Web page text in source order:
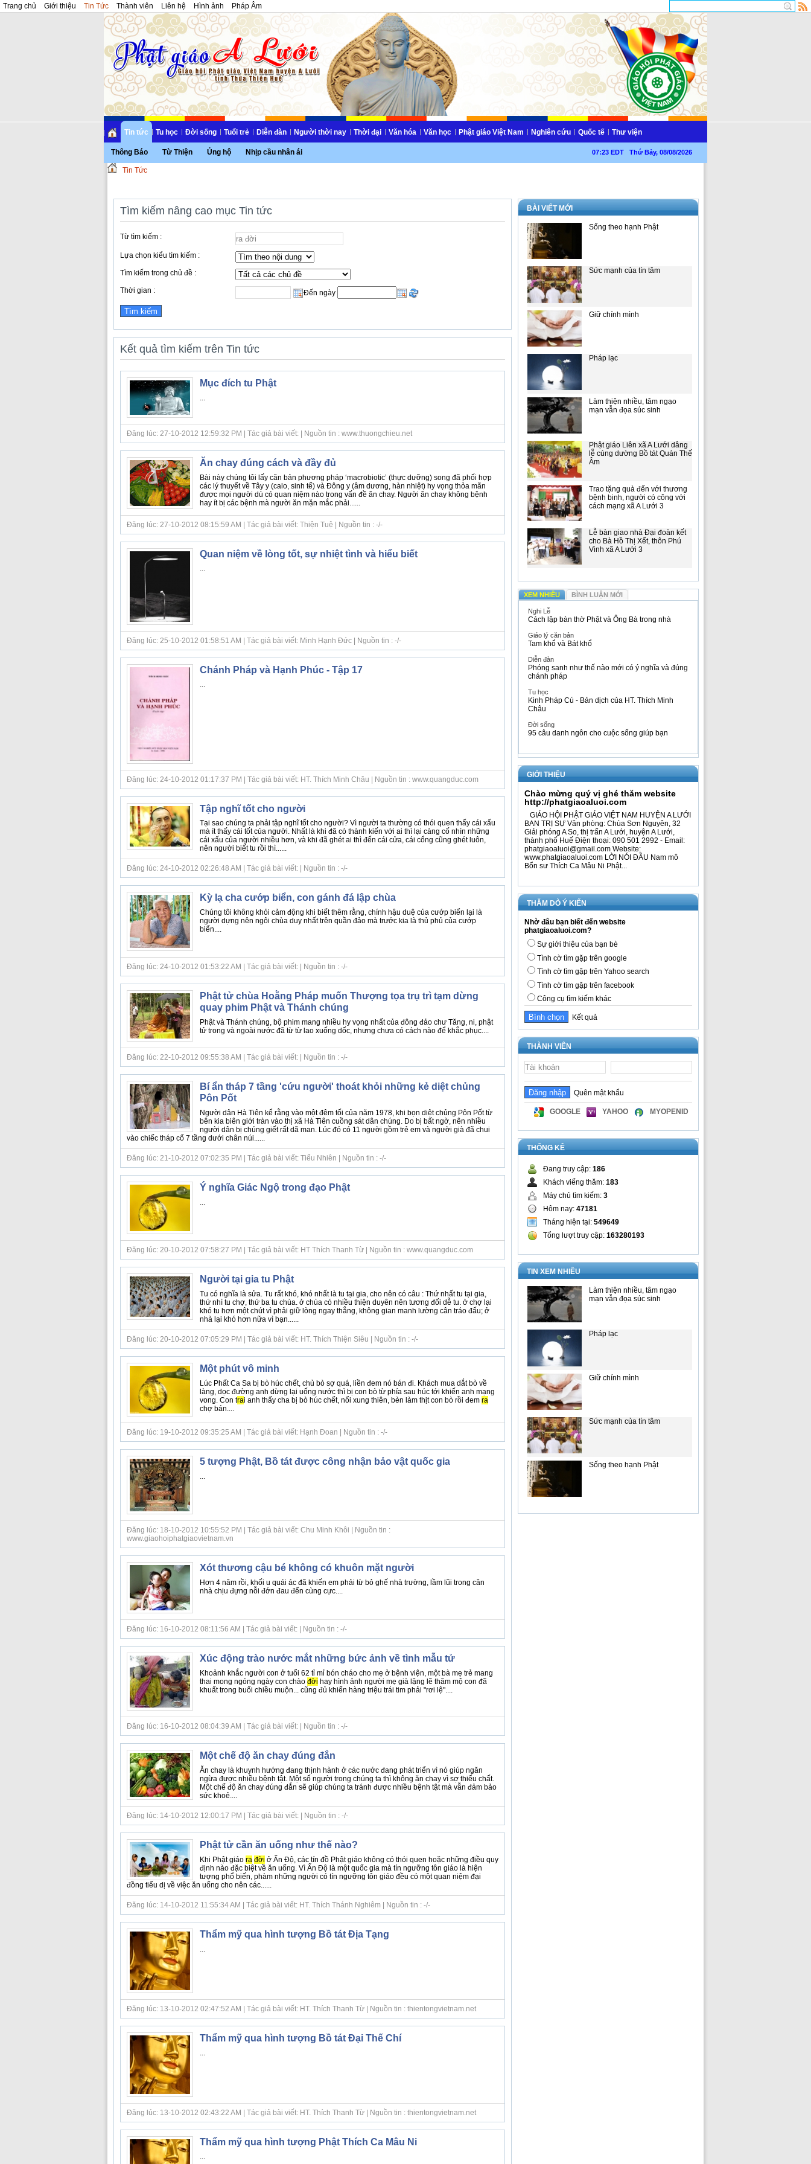
Trang chủ Giới thiệu Tin Tức Thành viên Liên hệ Hình ảnh Pháp Âm
Tin tức
Thông Báo Từ Thiện Ủng hộ Nhịp cầu nhân ái
Tu học Đời sống Tuổi trẻ Diễn đàn Người thời nay Thời đại Văn hóa Văn học Phật giáo Việt Nam Nghiên cứu Quốc tế Thư viện
07:23 EDT Thứ Bảy, 08/08/2026
Tin Tức
Tìm kiếm nâng cao mục Tin tức
Từ tìm kiếm :
Lựa chọn kiểu tìm kiếm :
Tìm kiếm trong chủ đề :
Thời gian : Đến ngày
Kết quả tìm kiếm trên Tin tức
Mục đích tu Phật
Đăng lúc: 27-10-2012 12:59:32 PM | Tác giả bài viết: | Nguồn tin : www.thuongchieu.net
Ăn chay đúng cách và đầy đủ
Bài này chúng tôi lấy căn bản phương pháp ‘macrobiotic’ (thực dưỡng) song đã phối hợp
các lý thuyết về Tây y (calo, sinh tế) và Đông y (âm dương, hàn nhiệt) hy vọng thỏa mãn
được mọi người dù có quan niệm nào trong vấn đề ăn chay. Người ăn chay không bệnh
hay ít bị các bệnh mà người ăn mặn mắc phải......
Đăng lúc: 27-10-2012 08:15:59 AM | Tác giả bài viết: Thiện Tuệ | Nguồn tin : -/-
Quan niệm về lòng tốt, sự nhiệt tình và hiểu biết
Đăng lúc: 25-10-2012 01:58:51 AM | Tác giả bài viết: Minh Hạnh Đức | Nguồn tin : -/-
Chánh Pháp và Hạnh Phúc - Tập 17
Đăng lúc: 24-10-2012 01:17:37 PM | Tác giả bài viết: HT. Thích Minh Châu | Nguồn tin : www.quangduc.com
Tập nghĩ tốt cho người
Tại sao chúng ta phải tập nghĩ tốt cho người? Vì người ta thường có thói quen thấy cái xấu
mà ít thấy cái tốt của người. Nhất là khi đã có thành kiến với ai thì lại càng cố nhìn những
cái xấu của người nhiều hơn, và khi đã ghét ai thì đến cái cửa, cái cổng cũng ghét luôn,
nên người biết tu rồi thì......
Đăng lúc: 24-10-2012 02:26:48 AM | Tác giả bài viết: | Nguồn tin : -/-
Kỳ lạ cha cướp biển, con gánh đá lập chùa
Chúng tôi không khỏi cảm động khi biết thêm rằng, chính hậu duệ của cướp biển lại là
người dựng nên ngôi chùa duy nhất trên quần đảo mà trước kia là thủ phủ của cướp
biển....
Đăng lúc: 24-10-2012 01:53:22 AM | Tác giả bài viết: | Nguồn tin : -/-
Phật tử chùa Hoằng Pháp muốn Thượng tọa trụ trì tạm dừng
quay phim Phật và Thánh chúng
Phật và Thánh chúng, bộ phim mang nhiều hy vọng nhất của đông đảo chư Tăng, ni, phật
tử trong và ngoài nước đã từ từ lao xuống dốc, nhưng chưa có cách nào để khắc phục....
Đăng lúc: 22-10-2012 09:55:38 AM | Tác giả bài viết: | Nguồn tin : -/-
Bí ẩn tháp 7 tầng 'cứu người' thoát khỏi những kẻ diệt chủng
Pôn Pốt
Người dân Hà Tiên kể rằng vào một đêm tối của năm 1978, khi bọn diệt chủng Pôn Pốt từ
bên kia biên giới tràn vào thị xã Hà Tiên cuồng sát dân chúng. Do bị bất ngờ, nên nhiều
người dân bị chúng giết rất dã man. Lúc đó có 11 người gồm trẻ em và người già đã chui
vào chiếc tháp cổ 7 tầng dưới chân núi......
Đăng lúc: 21-10-2012 07:02:35 PM | Tác giả bài viết: Tiểu Nhiên | Nguồn tin : -/-
Ý nghĩa Giác Ngộ trong đạo Phật
...
Đăng lúc: 20-10-2012 07:58:27 PM | Tác giả bài viết: HT Thích Thanh Từ | Nguồn tin : www.quangduc.com
Người tại gia tu Phật
Tu có nghĩa là sửa. Tu rất khó, khó nhất là tu tại gia, cho nên có câu : Thứ nhất tu tại gia,
thứ nhì tu chợ, thứ ba tu chùa. ở chùa có nhiều thiện duyên nên tương đối dễ tu. ở chợ lại
khó tu hơn một chút vì phải giữ lòng ngay thẳng, không gian manh lường cân tráo đấu; ở
nhà lại khó hơn nữa vì bạn......
Đăng lúc: 20-10-2012 07:05:29 PM | Tác giả bài viết: HT. Thích Thiện Siêu | Nguồn tin : -/-
Một phút vô minh
Lúc Phất Ca Sa bị bò húc chết, chủ bò sợ quá, liền đem nó bán đi. Khách mua dắt bò về
làng, dọc đường anh dừng lại uống nước thì bị con bò từ phía sau húc tới khiến anh mạng
vong. Con trai anh thấy cha bị bò húc chết, nổi xung thiên, bèn làm thịt con bò rồi đem ra
chợ bán....
Đăng lúc: 19-10-2012 09:35:25 AM | Tác giả bài viết: Hạnh Đoan | Nguồn tin : -/-
5 tượng Phật, Bồ tát được công nhận bảo vật quốc gia
...
Đăng lúc: 18-10-2012 10:55:52 PM | Tác giả bài viết: Chu Minh Khôi | Nguồn tin :
www.giaohoiphatgiaovietnam.vn
Xót thương cậu bé không có khuôn mặt người
Hơn 4 năm rồi, khối u quái ác đã khiến em phải từ bỏ ghế nhà trường, lầm lũi trong căn
nhà chịu đựng nỗi đớn đau đến cùng cực....
Đăng lúc: 16-10-2012 08:11:56 AM | Tác giả bài viết: | Nguồn tin : -/-
Xúc động trào nước mắt những bức ảnh về tình mẫu tử
Khoảnh khắc người con ở tuổi 62 tỉ mỉ bón cháo cho mẹ ở bệnh viện, một bà mẹ trẻ mang
thai mong ngóng ngày con chào đời hay hình ảnh người mẹ già lặng lẽ thăm mộ con đã
khuất trong buổi chiều muộn... cũng đủ khiến hàng triệu trái tim phải "rơi lệ"....
Đăng lúc: 16-10-2012 08:04:39 AM | Tác giả bài viết: | Nguồn tin : -/-
Một chế độ ăn chay đúng đắn
Ăn chay là khuynh hướng đang thịnh hành ở các nước đang phát triển vì nó giúp ngăn
ngừa được nhiều bệnh tật. Một số người trong chúng ta thì không ăn chay vì sợ thiếu chất.
Một chế độ ăn chay đúng đắn sẽ giúp chúng ta tránh được nhiều bệnh tật mà vẫn đảm bảo
sức khoẻ....
Đăng lúc: 14-10-2012 12:00:17 PM | Tác giả bài viết: | Nguồn tin : -/-
Phật tử cần ăn uống như thế nào?
Khi Phật giáo ra đời ở Ấn Độ, các tín đồ Phật giáo không có thói quen hoặc những điều quy
định nào đặc biệt về ăn uống. Vì Ấn Độ là một quốc gia mà tín ngưỡng tôn giáo là hiện
tượng phổ biến, phàm những người có tín ngưỡng tôn giáo đều có một quan niệm đại
đồng tiểu dị về việc ăn uống cho nên các......
Đăng lúc: 14-10-2012 11:55:34 AM | Tác giả bài viết: HT. Thích Thánh Nghiêm | Nguồn tin : -/-
Thẩm mỹ qua hình tượng Bồ tát Địa Tạng
Đăng lúc: 13-10-2012 02:47:52 AM | Tác giả bài viết: HT. Thích Thanh Từ | Nguồn tin : thientongvietnam.net
Thẩm mỹ qua hình tượng Bồ tát Đại Thế Chí
Đăng lúc: 13-10-2012 02:43:22 AM | Tác giả bài viết: HT. Thích Thanh Từ | Nguồn tin : thientongvietnam.net
Thẩm mỹ qua hình tượng Phật Thích Ca Mâu Ni
BÀI VIẾT MỚI
Sống theo hạnh Phật
Sức mạnh của tín tâm
Giữ chính mình
Pháp lạc
Làm thiện nhiều, tâm ngạo
mạn vẫn đọa súc sinh
Phật giáo Liên xã A Lưới dâng
lễ cúng dường Bồ tát Quán Thế
Âm
Trao tặng quà đến với thương
bệnh binh, người có công với
cách mạng xã A Lưới 3
Lễ bàn giao nhà Đại đoàn kết
cho Bà Hồ Thị Xết, thôn Phú
Vinh xã A Lưới 3
XEM NHIỀU BÌNH LUẬN MỚI
Nghi Lễ
Cách lập bàn thờ Phật và Ông Bà trong nhà
Giáo lý căn bản
Tam khổ và Bát khổ
Diễn đàn
Phóng sanh như thế nào mới có ý nghĩa và đúng
chánh pháp
Tu học
Kinh Pháp Cú - Bản dịch của HT. Thích Minh
Châu
Đời sống
95 câu danh ngôn cho cuộc sống giúp bạn
GIỚI THIỆU
Chào mừng quý vị ghé thăm website
http://phatgiaoaluoi.com
GIÁO HỘI PHẬT GIÁO VIỆT NAM HUYỆN A LƯỚI
BAN TRỊ SỰ Văn phòng: Chùa Sơn Nguyên, 32
Giải phóng A So, thị trấn A Lưới, huyện A Lưới,
thành phố Huế Điện thoại: 090 501 2992 - Email:
phatgiaoaluoi@gmail.com Website:
www.phatgiaoaluoi.com LỜI NÓI ĐẦU Nam mô
Bổn sư Thích Ca Mâu Ni Phật...
THĂM DÒ Ý KIẾN
Nhờ đâu bạn biết đến website
phatgiaoaluoi.com?
Sự giới thiệu của bạn bè
Tình cờ tìm gặp trên google
Tình cờ tìm gặp trên Yahoo search
Tình cờ tìm gặp trên facebook
Công cụ tìm kiếm khác
Kết quả
THÀNH VIÊN
Quên mật khẩu
GOOGLE YAHOO MYOPENID
THỐNG KÊ
Đang truy cập: 186
Khách viếng thăm: 183
Máy chủ tìm kiếm: 3
Hôm nay: 47181
Tháng hiện tại: 549649
Tổng lượt truy cập: 163280193
TIN XEM NHIỀU
Làm thiện nhiều, tâm ngạo
mạn vẫn đọa súc sinh
Pháp lạc
Giữ chính mình
Sức mạnh của tín tâm
Sống theo hạnh Phật